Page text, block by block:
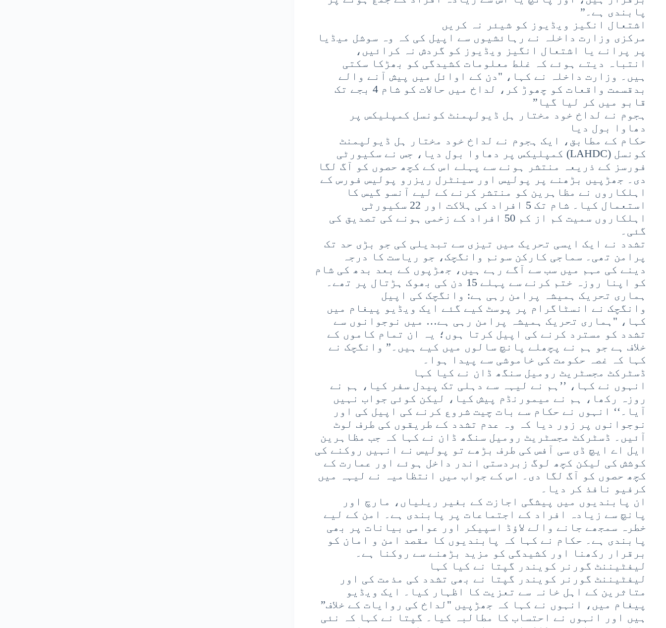
پابندی ہے۔”
اشتعال انگیز ویڈیوز کو شیئر نہ کریں
مرکزی وزارت داخلہ نے رہائشیوں سے اپیل کی کہ وہ سوشل میڈیا
پر پرانے یا اشتعال انگیز ویڈیوز کو گردش نہ کرائیں،
انتباہ دیتے ہوئے کہ غلط معلومات کشیدگی کو بھڑکا سکتی
ہیں۔ وزارت داخلہ نے کہا، "دن کے اوائل میں پیش آنے والے
بدقسمت واقعات کو چھوڑ کر، لداخ میں حالات کو شام 4 بجے تک
قابو میں کر لیا گیا”
ہجوم نے لداخ خود مختار ہل ڈیولپمنٹ کونسل کمپلیکس پر
دھاوا بول دیا
حکام کے مطابق، ایک ہجوم نے لداخ خود مختار ہل ڈیولپمنٹ
کونسل (LAHDC) کمپلیکس پر دھاوا بول دیا، جس نے سکیورٹی
فورسز کے ذریعہ منتشر ہونے سے پہلے اس کے کچھ حصوں کو آگ لگا
دی۔ جھڑپیں بڑھنے پر پولیس اور سینٹرل ریزرو پولیس فورس کے
اہلکاروں نے مظاہرین کو منتشر کرنے کے لیے آنسو گیس کا
استعمال کیا۔ شام تک 5 افراد کی ہلاکت اور 22 سکیورٹی
اہلکاروں سمیت کم از کم 50 افراد کے زخمی ہونے کی تصدیق کی
گئی۔
تشدد نے ایک ایسی تحریک میں تیزی سے تبدیلی کی جو بڑی حد تک
پرامن تھی۔ سماجی کارکن سونم وانگچک، جو ریاست کا درجہ
دینے کی مہم میں سب سے آگے رہے ہیں، جھڑپوں کے بعد بدھ کی شام
کو اپنا روزہ ختم کرنے سے پہلے 15 دن کی بھوک ہڑتال پر تھے۔
ہماری تحریک ہمیشہ پرامن رہی ہے: وانگچک کی اپیل
وانگچک نے انسٹاگرام پر پوسٹ کیے گئے ایک ویڈیو پیغام میں
کہا، "ہماری تحریک ہمیشہ پرامن رہی ہے… میں نوجوانوں سے
تشدد کو مسترد کرنے کی اپیل کرتا ہوں؛ یہ ان تمام کاموں کے
خلاف ہے جو ہم نے پچھلے پانچ سالوں میں کیے ہیں۔” وانگچک نے
کہا کہ غصہ حکومت کی خاموشی سے پیدا ہوا۔
ڈسٹرکٹ مجسٹریٹ رومیل سنگھ ڈان نے کیا کہا
انہوں نے کہا، ’’ہم نے لیہہ سے دہلی تک پیدل سفر کیا، ہم نے
روزہ رکھا، ہم نے میمورنڈم پیش کیا، لیکن کوئی جواب نہیں
آیا۔‘‘ انہوں نے حکام سے بات چیت شروع کرنے کی اپیل کی اور
نوجوانوں پر زور دیا کہ وہ عدم تشدد کے طریقوں کی طرف لوٹ
آئیں۔ ڈسٹرکٹ مجسٹریٹ رومیل سنگھ ڈان نے کہا کہ جب مظاہرین
ایل اے ایچ ڈی سی آفس کی طرف بڑھے تو پولیس نے انہیں روکنے کی
کوشش کی لیکن کچھ لوگ زبردستی اندر داخل ہوئے اور عمارت کے
کچھ حصوں کو آگ لگا دی۔ اس کے جواب میں انتظامیہ نے لیہہ میں
کرفیو نافذ کر دیا۔
ان پابندیوں میں پیشگی اجازت کے بغیر ریلیاں، مارچ اور
پانچ سے زیادہ افراد کے اجتماعات پر پابندی ہے۔ امن کے لیے
خطرہ سمجھے جانے والے لاؤڈ اسپیکر اور عوامی بیانات پر بھی
پابندی ہے۔ حکام نے کہا کہ پابندیوں کا مقصد امن و امان کو
برقرار رکھنا اور کشیدگی کو مزید بڑھنے سے روکنا ہے۔
لیفٹیننٹ گورنر کویندر گپتا نے کیا کہا
لیفٹیننٹ گورنر کویندر گپتا نے بھی تشدد کی مذمت کی اور
متاثرین کے اہل خانہ سے تعزیت کا اظہار کیا۔ ایک ویڈیو
پیغام میں، انہوں نے کہا کہ جھڑپیں "لداخ کی روایات کے خلاف”
ہیں اور انہوں نے احتساب کا مطالبہ کیا۔ گپتا نے کہا کہ نئی